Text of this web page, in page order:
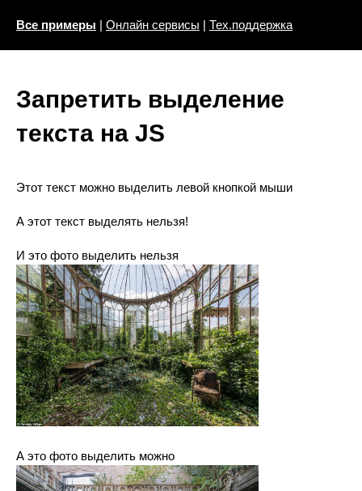
Все примеры | Онлайн сервисы | Тех.поддержка
Запретить выделение
текста на JS
Этот текст можно выделить левой кнопкой мыши
А этот текст выделять нельзя!
И это фото выделить нельзя
А это фото выделить можно